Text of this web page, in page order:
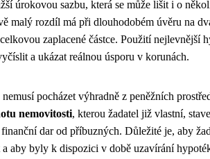
úrokovou sazbu, která se může lišit i o
malý rozdíl má při dlouhodobém úvěru na
zaplacené částce. Použití nejlevnější
a ukázat reálnou úsporu v korunách.
pocházet výhradně z peněžních
nemovitosti, kterou žadatel již vlastní,
dar od příbuzných. Důležité je, aby
a aby byly k dispozici v době uzavírání